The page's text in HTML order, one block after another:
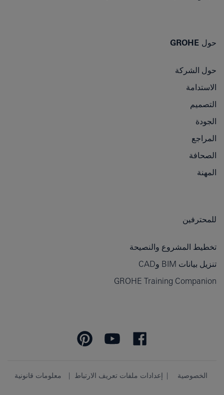
حول GROHE
حول الشركة
الاستدامة
التصميم
الجودة
المراجع
الصحافة
المهنة
للمحترفين
تخطيط المشروع والنصيحة
تنزيل بيانات BIM وCAD
GROHE Training Companion
الخصوصية إعدادات ملفات تعريف الارتباط معلومات قانونية